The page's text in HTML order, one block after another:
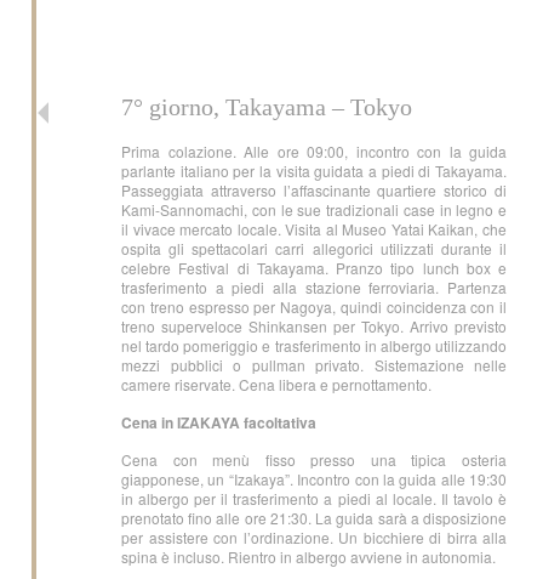
7° giorno, Takayama – Tokyo
Prima colazione. Alle ore 09:00, incontro con la guida
parlante italiano per la visita guidata a piedi di Takayama.
Passeggiata attraverso l’affascinante quartiere storico di
Kami-Sannomachi, con le sue tradizionali case in legno e
il vivace mercato locale. Visita al Museo Yatai Kaikan, che
ospita gli spettacolari carri allegorici utilizzati durante il
celebre Festival di Takayama. Pranzo tipo lunch box e
trasferimento a piedi alla stazione ferroviaria. Partenza
con treno espresso per Nagoya, quindi coincidenza con il
treno superveloce Shinkansen per Tokyo. Arrivo previsto
nel tardo pomeriggio e trasferimento in albergo utilizzando
mezzi pubblici o pullman privato. Sistemazione nelle
camere riservate. Cena libera e pernottamento.
Cena in IZAKAYA facoltativa
Cena con menù fisso presso una tipica osteria
giapponese, un “Izakaya”. Incontro con la guida alle 19:30
in albergo per il trasferimento a piedi al locale. Il tavolo è
prenotato fino alle ore 21:30. La guida sarà a disposizione
per assistere con l’ordinazione. Un bicchiere di birra alla
spina è incluso. Rientro in albergo avviene in autonomia.